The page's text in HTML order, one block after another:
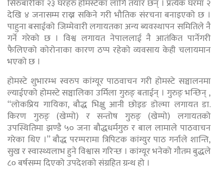
सिरुबारीका २३ घरहरु होमस्टेका लागि तयार छन् । प्रत्येक घरमा २
देखि ४ जनासम्म राख्न सकिने गरी भौतिक संरचना बनाइएको छ ।
पाहुना बसाईको जिम्मेवारी लगायतका अन्य ब्यवस्थापन समितिले नै
गर्ने गरेको छ । विश्व लगायत नेपाललाई नै आतंकित पार्नेगरी
फैलिएको कोरोनाका कारण ठप्प रहेको व्यवसाय केही चलायमान
भएको छ ।
होमस्टे शुभारम्भ स्वरुप कांग्यूर पाठवाचन गरी होमस्टे सञ्चालनमा
ल्याईएको होमस्टे सञ्चालिका उर्मिला गुरुङ् बताईन् । गुरुङ् भन्छिन् ,
“लोकप्रिय गायिका, बौद्ध भिक्षु आनी छोइङ डोल्मा लगायत डा.
किरण गुरुङ् (खेम्पो) र सन्तोष गुरुङ् (खेम्पो) लगायतको
उपस्थितिमा झण्डै ५० जना बौद्धधर्मगुरु र बाल लामाले पाठवाचन
गरेका थिए ।” बौद्ध परम्परामा त्रिपिटक कांग्युर पाठ गर्नाले शान्ति,
सुख र स्वास्थ्यलाभ हुने विश्वास गरिन्छ । कांग्यूर भनेको गौतम बुद्धले
८० बर्षसम्म दिएको उपदेशको संग्रहित ग्रन्थ हो ।